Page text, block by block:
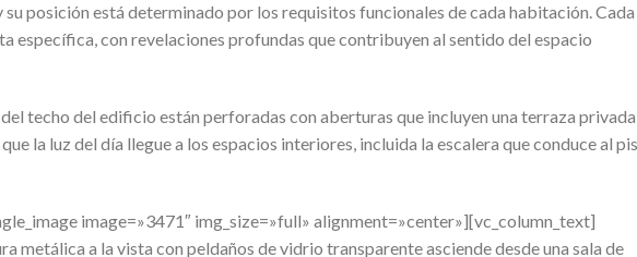
su posición está determinado por los requisitos funcionales de cada habitación. Cada
específica, con revelaciones profundas que contribuyen al sentido del espacio
techo del edificio están perforadas con aberturas que incluyen una terraza
la luz del día llegue a los espacios interiores, incluida la escalera que conduce al
image=»3471″ img_size=»full» alignment=»center»][vc_column_text]
metálica a la vista con peldaños de vidrio transparente asciende desde una sala de